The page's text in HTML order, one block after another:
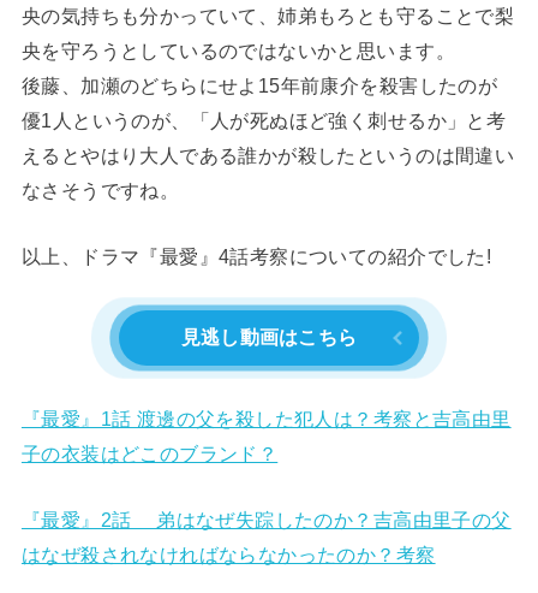
央の気持ちも分かっていて、姉弟もろとも守ることで梨
央を守ろうとしているのではないかと思います。
後藤、加瀬のどちらにせよ15年前康介を殺害したのが
優1人というのが、「人が死ぬほど強く刺せるか」と考
えるとやはり大人である誰かが殺したというのは間違い
なさそうですね。
以上、ドラマ『最愛』4話考察についての紹介でした!
見逃し動画はこちら
『最愛』1話 渡邊の父を殺した犯人は？考察と吉高由里
子の衣装はどこのブランド？
『最愛』2話 弟はなぜ失踪したのか？吉高由里子の父
はなぜ殺されなければならなかったのか？考察